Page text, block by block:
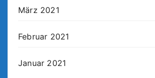
März 2021
Februar 2021
Januar 2021